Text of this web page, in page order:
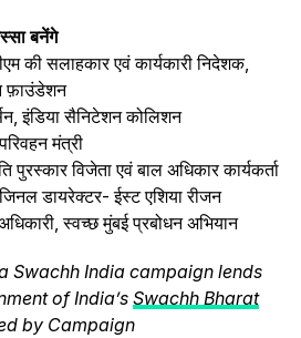
बनेंगे
की सलाहकार एवं कार्यकारी निदेशक,
फ़ाउंडेशन
इंडिया सैनिटेशन कोलिशन
मंत्री
पुरस्कार विजेता एवं बाल अधिकार कार्यकर्ता
डायरेक्टर- ईस्ट एशिया रीजन
स्वच्छ मुंबई प्रबोधन अभियान
Swachh India campaign lends
of India’s Swachh Bharat
by Campaign